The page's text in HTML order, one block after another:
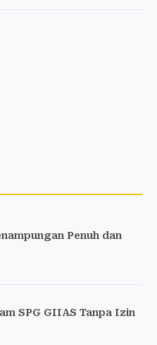
Penuh dan
SPG GIIAS Tanpa Izin